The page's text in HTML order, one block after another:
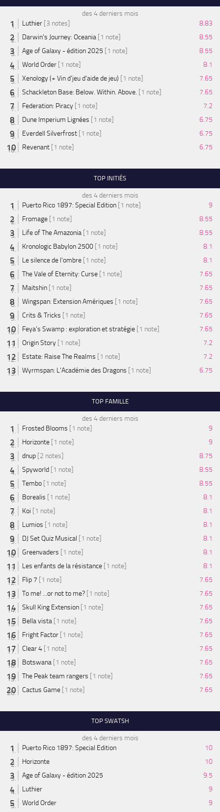
des 4 derniers mois
Luthier [3 notes]
8.83
Darwin's Journey: Oceania [1 note]
8.55
Age of Galaxy - édition 2025 [1 note]
8.55
World Order [1 note]
8.1
Xenology (+ Vin d'jeu d'aide de jeu) [1 note]
7.65
Schackleton Base: Below. Within. Above. [1 note]
7.65
Federation: Piracy [1 note]
7.2
Dune Imperium Lignées [1 note]
6.75
Everdell Silverfrost [1 note]
6.75
Revenant [1 note] 6.75
TOP INITIÉS
des 4 derniers mois
Puerto Rico 1897: Special Edition [1 note]
9
Fromage [1 note]
8.55
Life of The Amazonia [1 note]
8.55
Kronologic Babylon 2500 [1 note]
8.1
Le silence de l'ombre [1 note]
8.1
The Vale of Eternity: Curse [1 note]
7.65
Maitshin [1 note]
7.65
Wingspan: Extension Amériques [1 note]
7.65
Crits & Tricks [1 note]
7.65
Feya’s Swamp : exploration et stratégie [1 note]
7.65
Origin Story [1 note]
7.2
Estate: Raise The Realms [1 note]
7.2
Wyrmspan: L'Académie des Dragons [1 note] 6.75
TOP FAMILLE
des 4 derniers mois
Frosted Blooms [1 note]
9
Horizonte [1 note]
9
dnup [2 notes]
8.75
Spyworld [1 note]
8.55
Tembo [1 note]
8.55
Borealis [1 note]
8.1
Koi [1 note]
8.1
Lumios [1 note]
8.1
DJ Set Quiz Musical [1 note]
8.1
Greenvaders [1 note]
8.1
Les enfants de la résistance [1 note]
8.1
Flip 7 [1 note]
7.65
To me! ...or not to me? [1 note]
7.65
Skull King Extension [1 note]
7.65
Bella vista [1 note]
7.65
Fright Factor [1 note]
7.65
Clear 4 [1 note]
7.65
Botswana [1 note]
7.65
The Peak team rangers [1 note]
7.65
Cactus Game [1 note] 7.65
TOP SWATSH
des 4 derniers mois
Puerto Rico 1897: Special Edition
10
Horizonte
10
Age of Galaxy - édition 2025
9.5
Luthier
9
World Order
9